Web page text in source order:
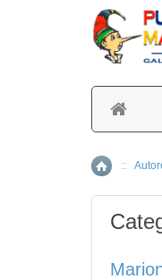
Inicio
::